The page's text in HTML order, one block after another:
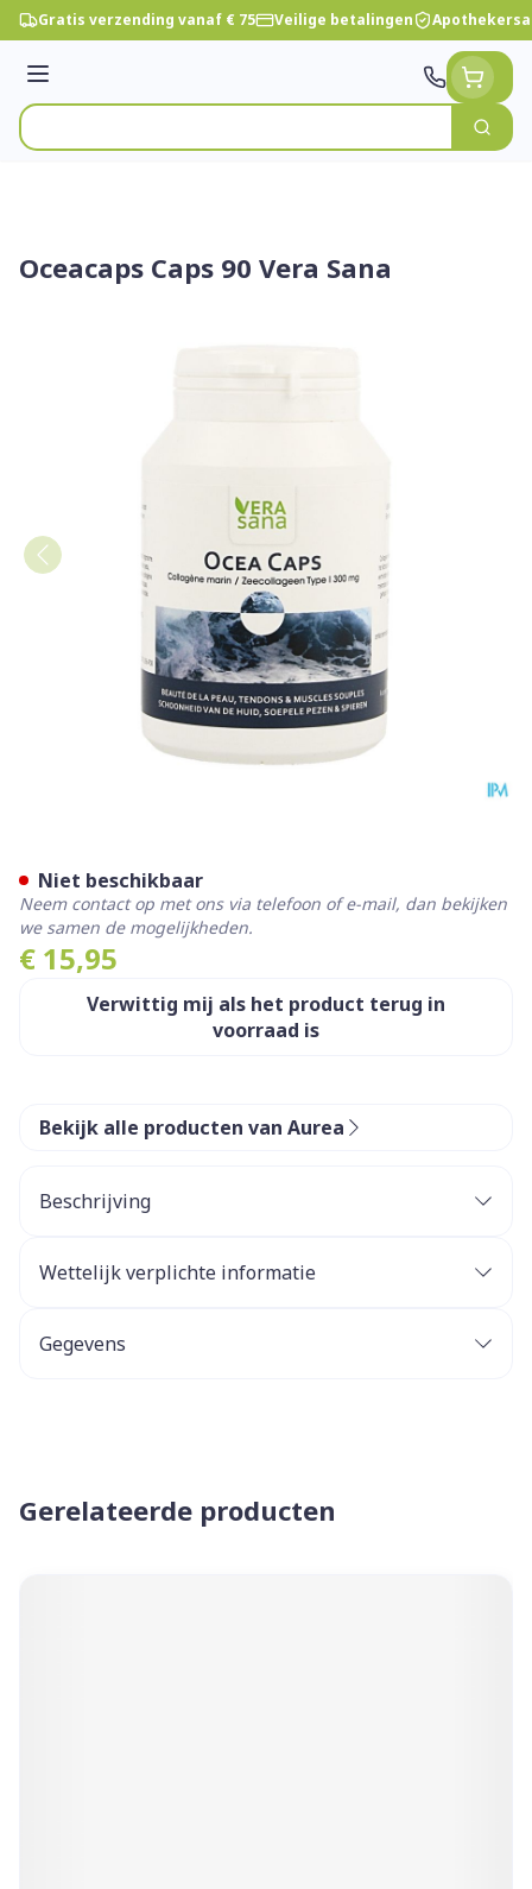
Ga naar de inhoud
Gratis verzending vanaf € 75 Veilige betalingen
Menu
Product, merk, categorie...
Zoek
Oceacaps Caps 90 Vera Sana
€ 15,95
Verwittig mij als het product terug in
voorraad is
Niet beschikbaar
Neem contact op met ons via telefoon of e-mail, dan bekijken
we samen de mogelijkheden.
Bekijk alle producten van Aurea
Beschrijving
Wettelijk verplichte informatie
Gegevens
Gerelateerde producten